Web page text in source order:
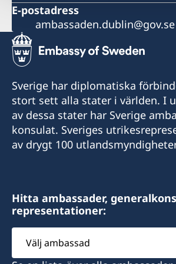
E-postadress
ambassaden.dublin@gov.se
Sverige har diplomatiska
stort sett alla stater i världen. I
av dessa stater har Sverige
konsulat. Sveriges
av drygt 100
Hitta ambassader,
representationer:
Välj
ambassad